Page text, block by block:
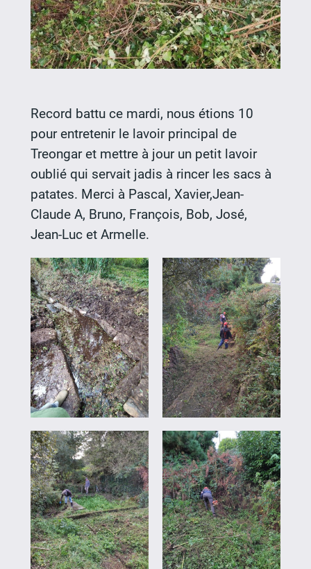
Record battu ce mardi, nous étions 10
pour entretenir le lavoir principal de
Treongar et mettre à jour un petit lavoir
oublié qui servait jadis à rincer les sacs à
patates. Merci à Pascal, Xavier,Jean-
Claude A, Bruno, François, Bob, José,
Jean-Luc et Armelle.